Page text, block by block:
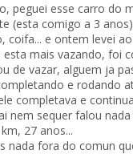
peguei esse carro do
(esta comigo a 3
coifa... e ontem levei
mais vazando, foi
de vazar, alguem ja
e rodando
completava e
nem sequer falou
27 anos...
nada fora do comun